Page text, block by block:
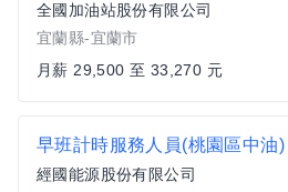
全國加油站股份有限公司
宜蘭縣-宜蘭市
月薪 29,500 至 33,270 元
早班計時服務人員(桃園區中油)
經國能源股份有限公司